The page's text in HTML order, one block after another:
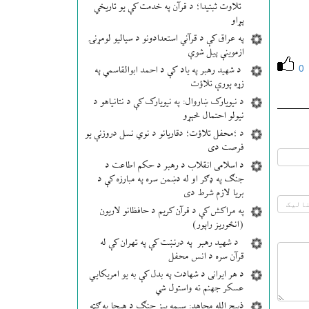
تلاوت ثبتیدا؛ د قرآن په خدمت کې یو تاریخي
پړاو
په عراق کې د قرآني استعدادونو د سیالیو لومړنۍ
ازموینې پیل شوې
د شهید رهبر په یاد کې د احمد ابوالقاسمي په
زړه پورې تلاؤت
د نیویارک ښاروال: په نیویارک کې د نتانیاهو د
نیولو احتمال څېړو
د ؛محفل تلاؤت؛ دقاریانو د نوي نسل دروزنې یو
فرصت دی
د اسلامی انقلاب د رهبر د حکم اطاعت د
جنګ په ډګر او له دښمن سره په مبارزه کې د
بریا لازم شرط دی
په مراکش کې د قرآن کریم د حافظانو لاریون
(انځوریز راپور)
د شهید رهبر په درنښت کې په تهران کې له
قرآن سره د انس محفل
د هر ایرانی د شهادت په بدل کې به یو امریکایي
عسکر جهنم ته واستول شي
0